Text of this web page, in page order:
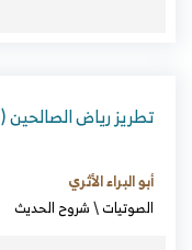
تطريز رياض الصالحين (12) [باب الصبر “ج3”]
أبو البراء الأثري
الصوتيات\شروح الحديث